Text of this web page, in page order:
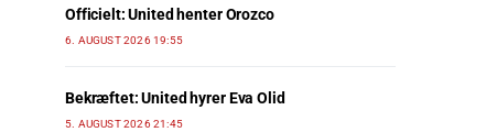
Officielt: United henter Orozco
6. AUGUST 2026 19:55
Bekræftet: United hyrer Eva Olid
5. AUGUST 2026 21:45